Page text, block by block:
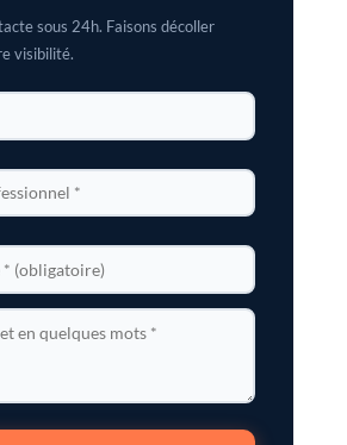
sous 24h. Faisons décoller
visibilité.